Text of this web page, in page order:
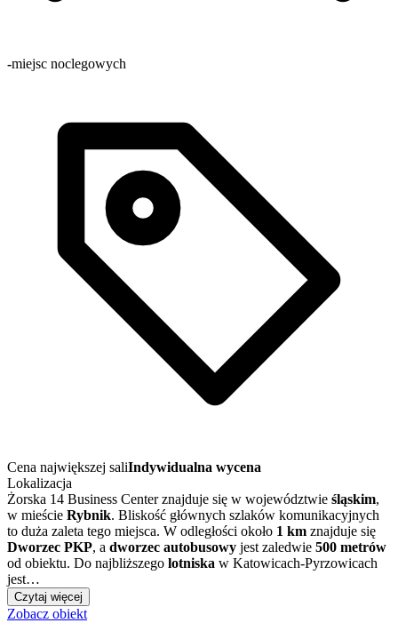
-miejsc noclegowych
Cena największej saliIndywidualna wycena
Lokalizacja
Żorska 14 Business Center znajduje się w województwie śląskim,
w mieście Rybnik. Bliskość głównych szlaków komunikacyjnych
to duża zaleta tego miejsca. W odległości około 1 km znajduje się
Dworzec PKP, a dworzec autobusowy jest zaledwie 500 metrów
od obiektu. Do najbliższego lotniska w Katowicach-Pyrzowicach
jest…
Czytaj więcej
Zobacz obiekt